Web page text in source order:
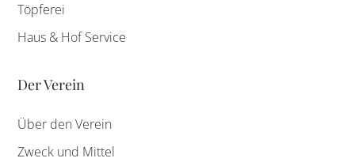
Töpferei
Haus & Hof Service
Der Verein
Über den Verein
Zweck und Mittel